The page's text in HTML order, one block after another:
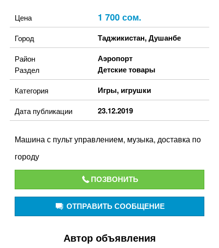
Цена 1 700 сом.
Город Таджикистан,Душанбе
Район Аэропорт
Раздел Детские товары
Категория Игры, игрушки
Дата публикации 23.12.2019
Машина с пульт управлением, музыка, доставка по
городу
ПОЗВОНИТЬ
ОТПРАВИТЬ СООБЩЕНИЕ
Автор объявления